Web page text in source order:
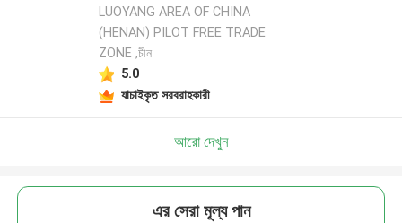
LUOYANG AREA OF CHINA
(HENAN) PILOT FREE TRADE
ZONE ,চীন
5.0
যাচাইকৃত সরবরাহকারী
আরো দেখুন
এর সেরা মূল্য পান